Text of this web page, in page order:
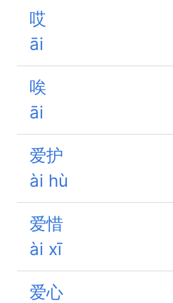
哎
āi
唉
āi
爱护
ài hù
爱惜
ài xī
爱心